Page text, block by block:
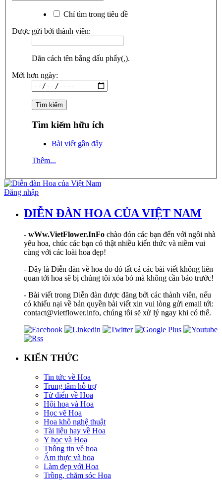
Chỉ tìm trong tiêu đề
Được gửi bởi thành viên:
Dãn cách tên bằng dấu phẩy(,).
Mới hơn ngày:
Tìm kiếm hữu ích
Bài viết gần đây
Thêm...
Đăng nhập
DIỄN ĐÀN HOA CỦA VIỆT NAM
- wWw.VietFlower.InFo chào đón các bạn đến với ngôi nhà
yêu hoa, chúc các bạn có thật nhiều kiến thức và niềm vui
cùng với các loài hoa đẹp!
- Đây là Diễn đàn về hoa do đó tất cả các bài viết không liên
quan tới hoa sẽ bị chúng tôi xóa bỏ mà không cần báo trước!
- Bài viết trong Diễn đàn được đăng bởi các thành viên, nếu
có khiếu nại về bản quyền bài viết xin vui lòng gửi email tới:
contact@vietflower.info, chúng tôi sẽ xử lý ngay khi có thể.
KIẾN THỨC
Tin tức về Hoa
Trung tâm hỗ trợ
Từ điển về Hoa
Hội hoạ và Hoa
Học vẽ Hoa
Hoa khô nghệ thuật
Tài liệu hay về Hoa
Y học và Hoa
Thông tin về hoa
Ẩm thực và hoa
Làm đẹp với Hoa
Trồng, chăm sóc Hoa